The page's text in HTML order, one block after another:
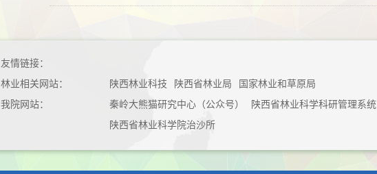
友情链接：
林业相关网站：
陕西林业科技 陕西省林业局
国家林业和草原局
我院网站：
秦岭大熊猫研究中心（公众号）
陕西省林业科学科研管理系统
陕西省林业科学院治沙所